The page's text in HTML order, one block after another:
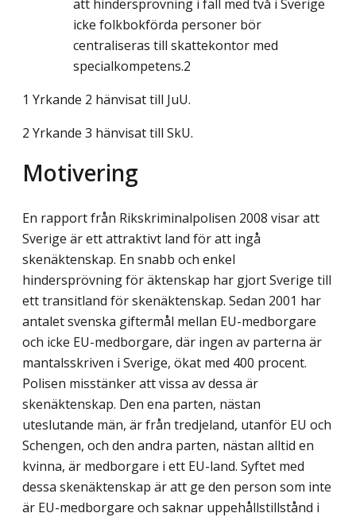
att hindersprövning i fall med två i Sverige
icke folkbokförda personer bör
centraliseras till skattekontor med
specialkompetens.2
1 Yrkande 2 hänvisat till JuU.
2 Yrkande 3 hänvisat till SkU.
Motivering
En rapport från Rikskriminalpolisen 2008 visar att
Sverige är ett attraktivt land för att ingå
skenäktenskap. En snabb och enkel
hindersprövning för äktenskap har gjort Sverige till
ett transitland för skenäktenskap. Sedan 2001 har
antalet svenska giftermål mellan EU-medborgare
och icke EU-medborgare, där ingen av parterna är
mantalsskriven i Sverige, ökat med 400 procent.
Polisen misstänker att vissa av dessa är
skenäktenskap. Den ena parten, nästan
uteslutande män, är från tredjeland, utanför EU och
Schengen, och den andra parten, nästan alltid en
kvinna, är medborgare i ett EU-land. Syftet med
dessa skenäktenskap är att ge den person som inte
är EU-medborgare och saknar uppehållstillstånd i